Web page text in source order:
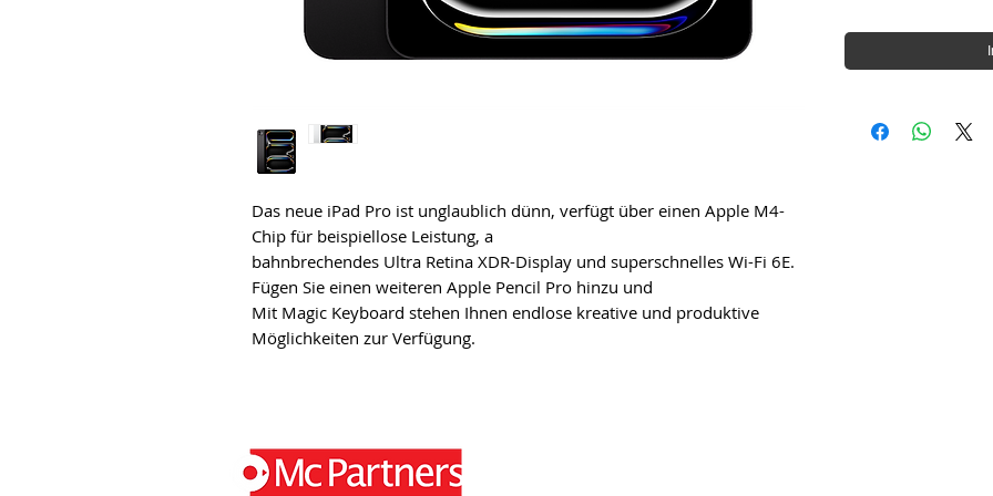
Das neue iPad Pro ist unglaublich dünn, verfügt über einen Apple M4-
Chip für beispiellose Leistung, a
bahnbrechendes Ultra Retina XDR-Display und superschnelles Wi-Fi 6E.
Fügen Sie einen weiteren Apple Pencil Pro hinzu und
Mit Magic Keyboard stehen Ihnen endlose kreative und produktive
Möglichkeiten zur Verfügung.